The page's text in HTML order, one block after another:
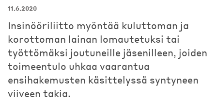
11.6.2020
Insinööriliitto myöntää kuluttoman ja
korottoman lainan lomautetuksi tai
työttömäksi joutuneille jäsenilleen, joiden
toimeentulo uhkaa vaarantua
ensihakemusten käsittelyssä syntyneen
viiveen takia.